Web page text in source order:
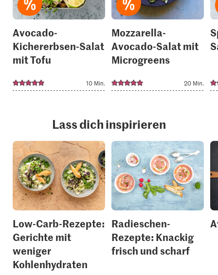
Avocado-
Kichererbsen-Salat
mit Tofu
10 Min.
Mozzarella-
Avocado-Salat mit
Microgreens
20 Min.
Lass dich inspirieren
Low-Carb-Rezepte:
Gerichte mit
weniger
Kohlenhydraten
Radieschen-
Rezepte: Knackig
frisch und scharf